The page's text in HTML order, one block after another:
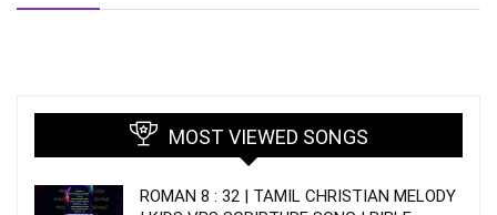
MOST VIEWED SONGS
ROMAN 8 : 32 | TAMIL CHRISTIAN MELODY